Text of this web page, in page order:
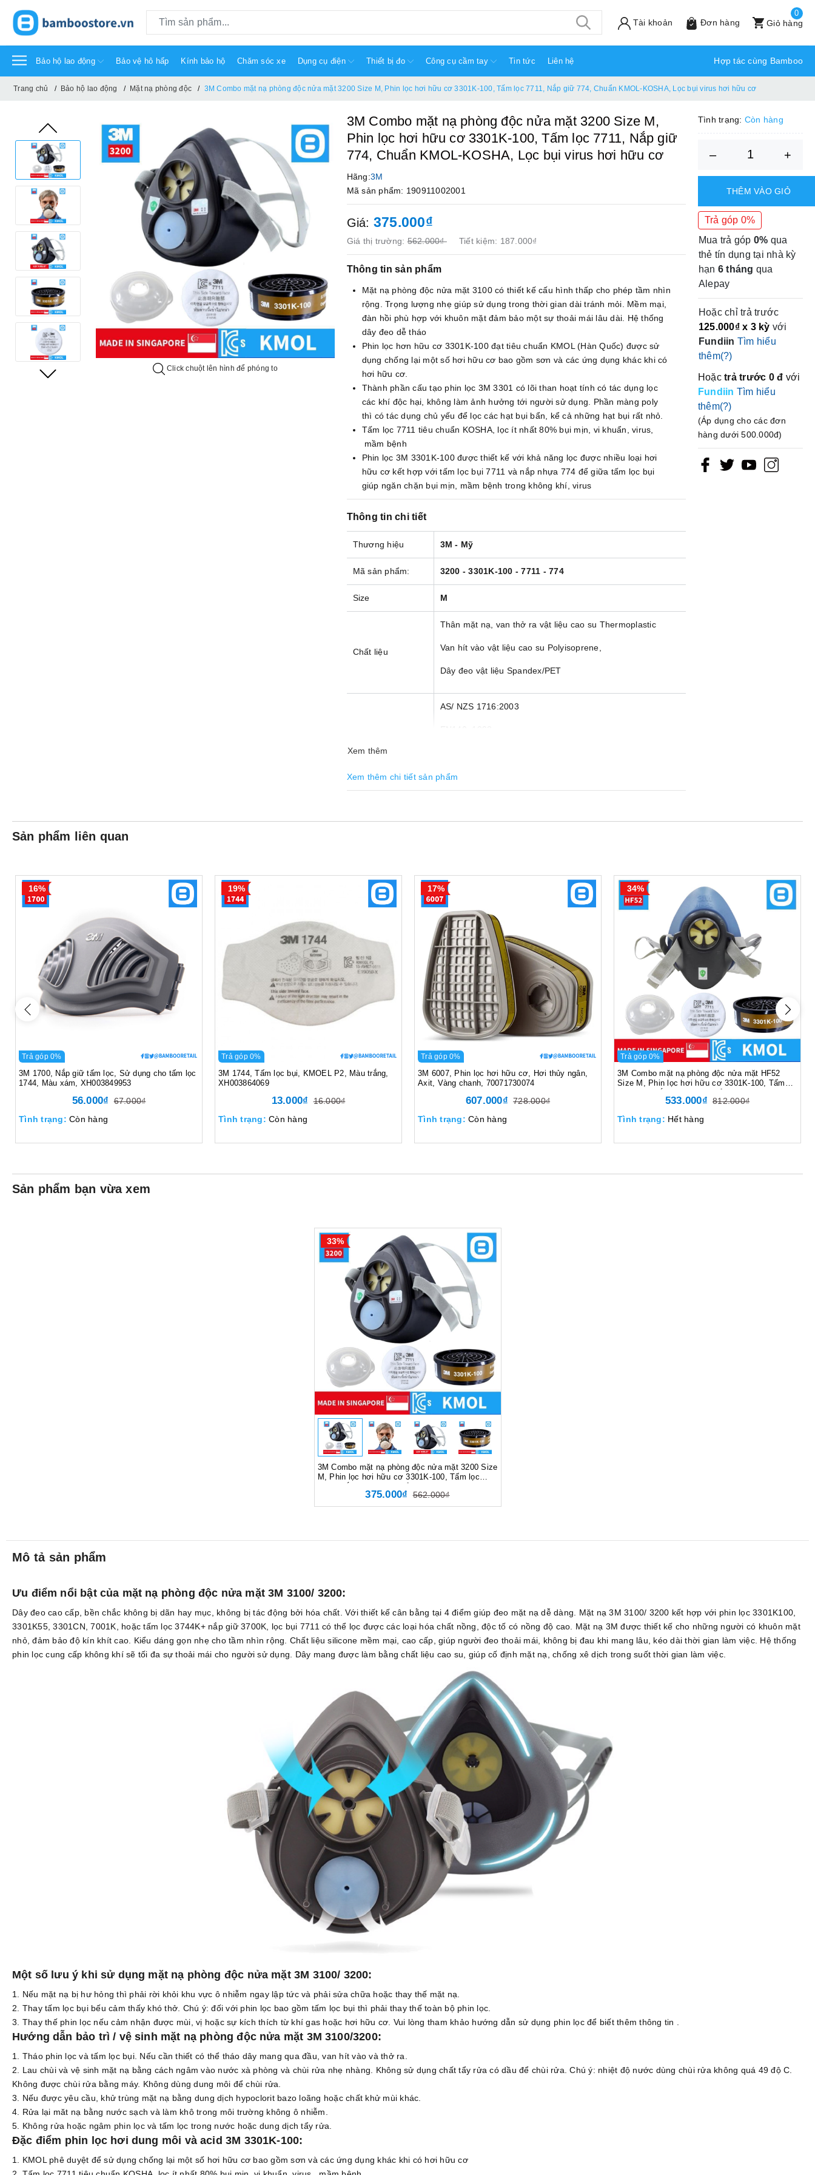
Tài khoản Đơn hàng
0
Giỏ hàng
Bảo hộ lao động Bảo vệ hô hấp Kính bảo hộ Chăm sóc xe Dụng cụ điện Thiết bị đo Công cụ cầm tay Tin tức Liên hệ Hợp tác cùng Bamboo
Trang chủ Bảo hộ lao động Mặt nạ phòng độc 3M Combo mặt nạ phòng độc nửa mặt 3200 Size M, Phin lọc hơi hữu cơ 3301K-100, Tấm lọc 7711, Nắp giữ 774, Chuẩn KMOL-KOSHA, Lọc bụi virus hơi hữu cơ
Click chuột lên hình để phóng to
3M Combo mặt nạ phòng độc nửa mặt 3200 Size M,
Phin lọc hơi hữu cơ 3301K-100, Tấm lọc 7711, Nắp giữ
774, Chuẩn KMOL-KOSHA, Lọc bụi virus hơi hữu cơ
Hãng:3M
Mã sản phẩm: 190911002001
Giá: 375.000₫
Giá thị trường:562.000₫ Tiết kiệm: 187.000₫
Thông tin sản phẩm
Mặt nạ phòng độc nửa mặt 3100 có thiết kế cấu hình thấp cho phép tầm nhìn
rộng. Trọng lượng nhẹ giúp sử dụng trong thời gian dài tránh mỏi. Mềm mại,
đàn hồi phù hợp với khuôn mặt đảm bảo một sự thoải mái lâu dài. Hệ thống
dây đeo dễ tháo
Phin lọc hơn hữu cơ 3301K-100 đạt tiêu chuẩn KMOL (Hàn Quốc) được sử
dụng chống lại một số hơi hữu cơ bao gồm sơn và các ứng dụng khác khi có
hơi hữu cơ.
Thành phần cấu tạo phin lọc 3M 3301 có lõi than hoạt tính có tác dụng lọc
các khí độc hại, không làm ảnh hưởng tới người sử dụng. Phần màng poly
thì có tác dụng chủ yếu để lọc các hạt bụi bẩn, kể cả những hạt bụi rất nhỏ.
Tấm lọc 7711 tiêu chuẩn KOSHA, lọc ít nhất 80% bụi mịn, vi khuẩn, virus,
mầm bệnh
Phin lọc 3M 3301K-100 được thiết kế với khả năng lọc được nhiều loại hơi
hữu cơ kết hợp với tấm lọc bụi 7711 và nắp nhựa 774 để giữa tấm lọc bụi
giúp ngăn chặn bụi mịn, mầm bệnh trong không khí, virus
Thông tin chi tiết
Thương hiệu 3M - Mỹ
Mã sản phẩm: 3200 - 3301K-100 - 7711 - 774
Size M
Chất liệu
Thân mặt nạ, van thở ra vật liệu cao su Thermoplastic
Van hít vào vật liệu cao su Polyisoprene,
Dây đeo vật liệu Spandex/PET
AS/ NZS 1716:2003
GB 2890-2009
- 01 Nắp chặn 774
Xem thêm
Xem thêm chi tiết sản phẩm
Tình trạng: Còn hàng
– +
THÊM VÀO GIỎ
Trả góp 0%
Mua trả góp 0% qua
thẻ tín dụng tại nhà kỳ
hạn 6 tháng qua
Alepay
Hoặc chỉ trả trước
125.000₫x 3 kỳ với
Fundiin Tìm hiểu
thêm(?)
Hoặctrả trước 0 đ với
Fundiin Tìm hiểu
thêm(?)
(Áp dụng cho các đơn
hàng dưới 500.000đ)
Sản phẩm liên quan
Trả góp 0%
16%
3M 1700, Nắp giữ tấm lọc, Sử dụng cho tấm lọc
1744, Màu xám, XH003849953
56.000₫
67.000₫
Tình trạng: Còn hàng
Trả góp 0%
19%
3M 1744, Tấm lọc bụi, KMOEL P2, Màu trắng,
XH003864069
13.000₫
16.000₫
Tình trạng: Còn hàng
Trả góp 0%
17%
3M 6007, Phin lọc hơi hữu cơ, Hơi thủy ngân,
Axit, Vàng chanh, 70071730074
607.000₫ 728.000₫
Tình trạng: Còn hàng
Trả góp 0%
34%
3M Combo mặt nạ phòng độc nửa mặt HF52
Size M, Phin lọc hơi hữu cơ 3301K-100, Tấm
lọc 7711, Nắp giữ 774, Chuẩn KMOL-KOSHA,
Lọc bụi virus hơi hữu cơ
533.000₫ 812.000₫
Tình trạng: Hết hàng
Sản phẩm bạn vừa xem
33%
3M Combo mặt nạ phòng độc nửa mặt 3200 Size
M, Phin lọc hơi hữu cơ 3301K-100, Tấm lọc
7711, Nắp giữ 774, Chuẩn KMOL-KOSHA, Lọc
bụi virus hơi hữu cơ
375.000₫ 562.000₫
Mô tả sản phẩm
Ưu điểm nổi bật của mặt nạ phòng độc nửa mặt 3M 3100/ 3200:
Dây đeo cao cấp, bền chắc không bị dãn hay mục, không bị tác động bởi hóa chất. Với thiết kế cân bằng tại 4 điểm giúp đeo mặt nạ dễ dàng. Mặt nạ 3M 3100/ 3200 kết hợp với phin lọc 3301K100,
3301K55, 3301CN, 7001K, hoặc tấm lọc 3744K+ nắp giữ 3700K, lọc bụi 7711 có thể lọc được các loại hóa chất nồng, độc tố có nồng độ cao. Mặt nạ 3M được thiết kế cho những người có khuôn mặt
nhỏ, đảm bảo độ kín khít cao. Kiểu dáng gọn nhẹ cho tầm nhìn rộng. Chất liệu silicone mềm mại, cao cấp, giúp người đeo thoải mái, không bị đau khi mang lâu, kéo dài thời gian làm việc. Hệ thống
phin lọc cung cấp không khí sẽ tối đa sự thoải mái cho người sử dụng. Dây mang được làm bằng chất liệu cao su, giúp cố định mặt nạ, chống xê dịch trong suốt thời gian làm việc.
Một số lưu ý khi sử dụng mặt nạ phòng độc nửa mặt 3M 3100/ 3200:
Nếu mặt nạ bị hư hỏng thì phải rời khỏi khu vực ô nhiễm ngay lập tức và phải sửa chữa hoặc thay thế mặt nạ.
Thay tấm lọc bụi bếu cảm thấy khó thở. Chú ý: đối với phin lọc bao gồm tấm lọc bụi thì phải thay thế toàn bộ phin lọc.
Thay thế phin lọc nếu cảm nhận được mùi, vị hoặc sự kích thích từ khí gas hoặc hơi hữu cơ. Vui lòng tham khảo hướng dẫn sử dụng phin lọc để biết thêm thông tin .
Hướng dẫn bảo trì / vệ sinh mặt nạ phòng độc nửa mặt 3M 3100/3200:
Tháo phin lọc và tấm lọc bụi. Nếu cần thiết có thể tháo dây mang qua đầu, van hít vào và thở ra.
Lau chùi và vệ sinh mặt nạ bằng cách ngâm vào nước xà phòng và chùi rửa nhẹ nhàng. Không sử dụng chất tẩy rửa có dầu để chùi rửa. Chú ý: nhiệt độ nước dùng chùi rửa không quá 49 độ C.
Không được chùi rửa bằng máy. Không dùng dung môi để chùi rửa.
Nếu được yêu cầu, khử trùng mặt nạ bằng dung dịch hypoclorit bazo loãng hoặc chất khử mùi khác.
Rửa lại măt nạ bằng nước sạch và làm khô trong môi trường không ô nhiễm.
Không rửa hoặc ngâm phin lọc và tấm lọc trong nước hoặc dung dịch tẩy rửa.
Đặc điểm phin lọc hơi dung môi và acid 3M 3301K-100:
KMOL phê duyệt để sử dụng chống lại một số hơi hữu cơ bao gồm sơn và các ứng dụng khác khi có hơi hữu cơ